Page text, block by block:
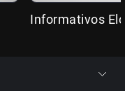
Informativos